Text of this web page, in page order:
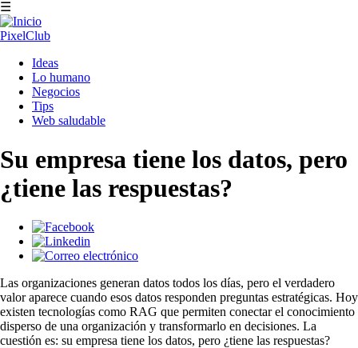
Pasar
al
contenido
☰
PixelClub
Navegación
principal
Ideas
Lo humano
Negocios
Tips
Web saludable
Su empresa tiene los datos, pero
¿tiene las respuestas?
Las organizaciones generan datos todos los días, pero el verdadero
valor aparece cuando esos datos responden preguntas estratégicas. Hoy
existen tecnologías como RAG que permiten conectar el conocimiento
disperso de una organización y transformarlo en decisiones. La
cuestión es: su empresa tiene los datos, pero ¿tiene las respuestas?